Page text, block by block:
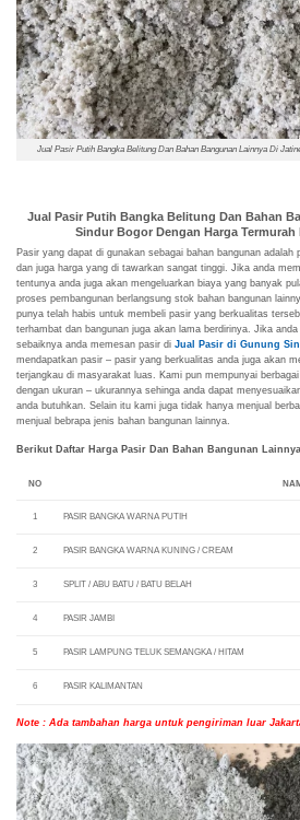
Jual Pasir Putih Bangka Belitung Dan Bahan Bangunan Lainnya Di
Jual Pasir Putih Bangka Belitung Dan Bahan
Sindur Bogor Dengan Harga Termurah
Pasir yang dapat di gunakan sebagai bahan bangunan
dan juga harga yang di tawarkan sangat tinggi. Jika anda
tentunya anda juga akan mengeluarkan biaya yang banyak
proses pembangunan berlangsung stok bahan bangunan
punya telah habis untuk membeli pasir yang berkualitas
terhambat dan bangunan juga akan lama berdirinya. Jika
sebaiknya anda memesan pasir di Jual Pasir di Gunung
mendapatkan pasir – pasir yang berkualitas anda juga akan
terjangkau di masyarakat luas. Kami pun mempunyai
dengan ukuran – ukurannya sehinga anda dapat
anda butuhkan. Selain itu kami juga tidak hanya menjual
menjual bebrapa jenis bahan bangunan lainnya.
Berikut Daftar Harga Pasir Dan Bahan Bangunan
NO
1 PASIR BANGKA WARNA PUTIH
2 PASIR BANGKA WARNA KUNING / CREAM
3 SPLIT / ABU BATU / BATU BELAH
4 PASIR JAMBI
5 PASIR LAMPUNG TELUK SEMANGKA / HITAM
6 PASIR KALIMANTAN
Note : Ada tambahan harga untuk pengiriman luar